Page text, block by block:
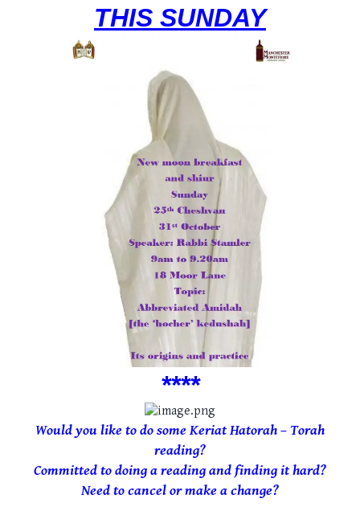
THIS SUNDAY
****
Would you like to do some Keriat Hatorah – Torah
reading?
Committed to doing a reading and finding it hard?
Need to cancel or make a change?